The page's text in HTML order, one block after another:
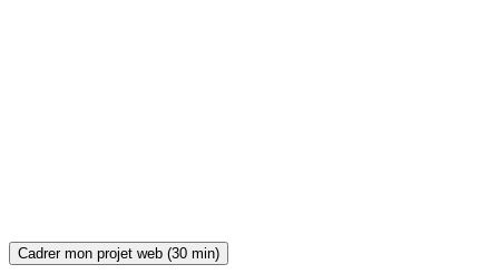
Cadrer mon projet web (30 min)